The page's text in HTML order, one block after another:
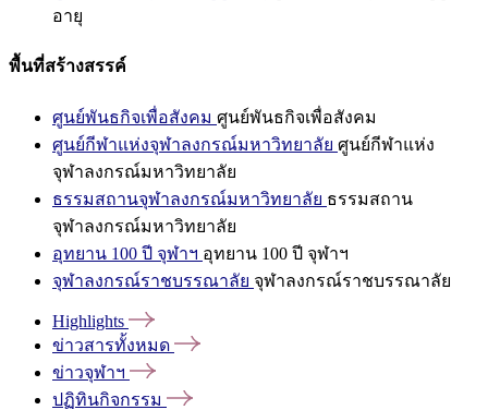
อายุ
พื้นที่สร้างสรรค์
ศูนย์พันธกิจเพื่อสังคม ศูนย์พันธกิจเพื่อสังคม
ศูนย์กีฬาแห่งจุฬาลงกรณ์มหาวิทยาลัย ศูนย์กีฬาแห่ง
จุฬาลงกรณ์มหาวิทยาลัย
ธรรมสถานจุฬาลงกรณ์มหาวิทยาลัย ธรรมสถาน
จุฬาลงกรณ์มหาวิทยาลัย
อุทยาน 100 ปี จุฬาฯ อุทยาน 100 ปี จุฬาฯ
จุฬาลงกรณ์ราชบรรณาลัย จุฬาลงกรณ์ราชบรรณาลัย
Highlights
ข่าวสารทั้งหมด
ข่าวจุฬาฯ
ปฏิทินกิจกรรม